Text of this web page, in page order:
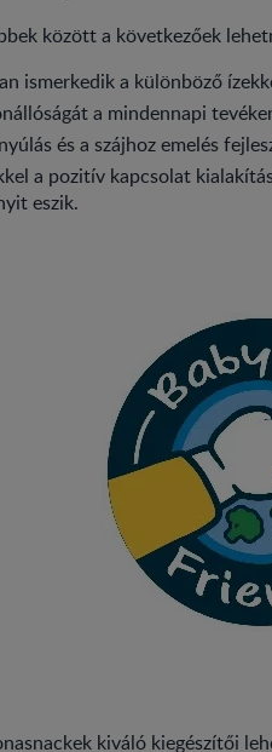
között a következőek
ismerkedik a különböző
a mindennapi
és a szájhoz emelés
a pozitív kapcsolat
eszik.
kiváló kiegészítői